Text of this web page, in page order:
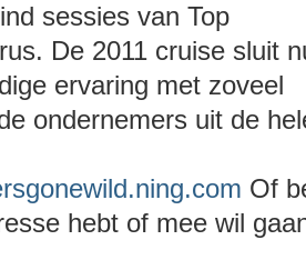
sessies van Top
De 2011 cruise sluit
ervaring met zoveel
ondernemers uit de
Of
hebt of mee wil